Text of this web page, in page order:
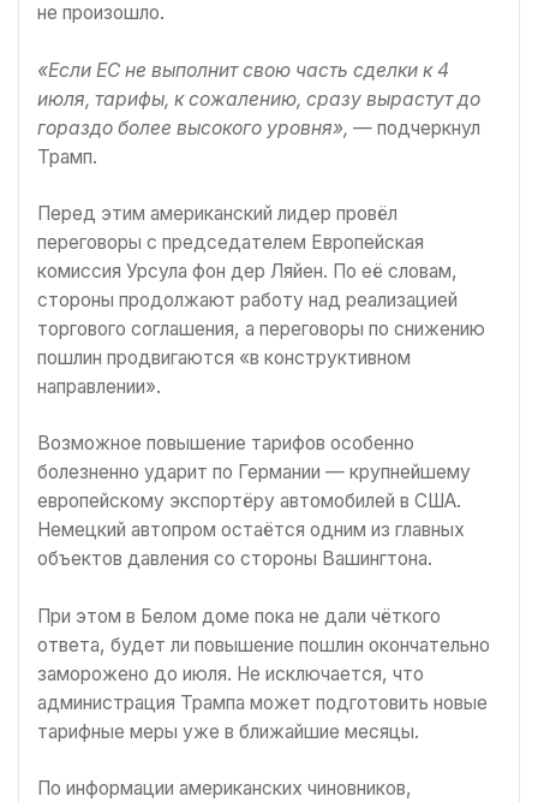
не произошло.
«Если ЕС не выполнит свою часть сделки к 4
июля, тарифы, к сожалению, сразу вырастут до
гораздо более высокого уровня», — подчеркнул
Трамп.
Перед этим американский лидер провёл
переговоры с председателем Европейская
комиссия Урсула фон дер Ляйен. По её словам,
стороны продолжают работу над реализацией
торгового соглашения, а переговоры по снижению
пошлин продвигаются «в конструктивном
направлении».
Возможное повышение тарифов особенно
болезненно ударит по Германии — крупнейшему
европейскому экспортёру автомобилей в США.
Немецкий автопром остаётся одним из главных
объектов давления со стороны Вашингтона.
При этом в Белом доме пока не дали чёткого
ответа, будет ли повышение пошлин окончательно
заморожено до июля. Не исключается, что
администрация Трампа может подготовить новые
тарифные меры уже в ближайшие месяцы.
По информации американских чиновников,